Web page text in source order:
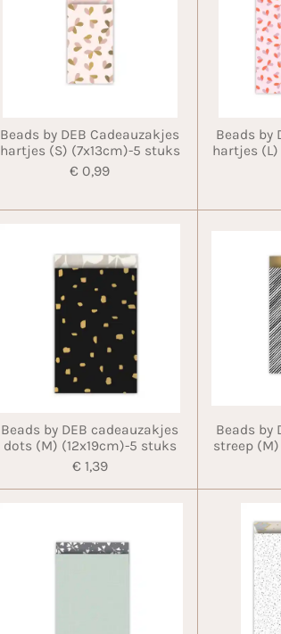
Beads by DEB Cadeauzakjes
hartjes (S) (7x13cm)-5 stuks
€ 0,99
Beads by
hartjes
Beads by DEB cadeauzakjes
dots (M) (12x19cm)-5 stuks
€ 1,39
Beads by
streep